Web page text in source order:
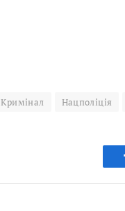
Кримінал Нацполіція